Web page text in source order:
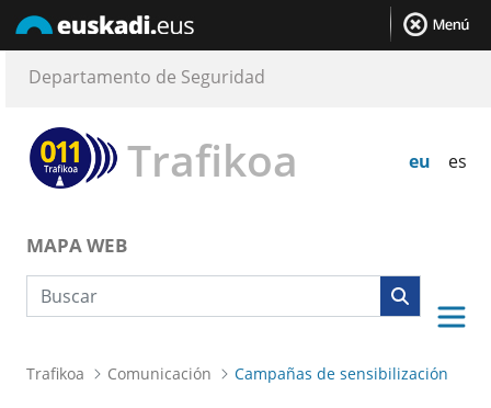
Trafikoa eu es
Departamento de Seguridad
MAPA WEB
Búsqueda web
Trafikoa Comunicación Campañas de sensibilización